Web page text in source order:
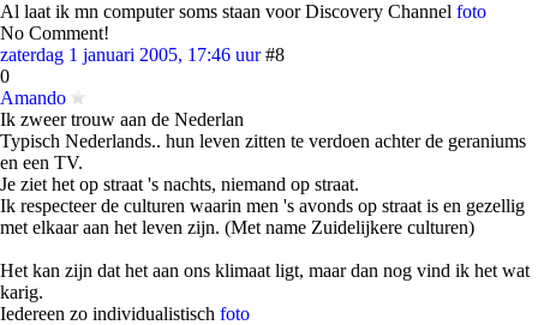
Al laat ik mn computer soms staan voor Discovery Channel foto
No Comment!
zaterdag 1 januari 2005, 17:46 uur #8
0
Amando
Ik zweer trouw aan de Nederlan
Typisch Nederlands.. hun leven zitten te verdoen achter de geraniums
en een TV.
Je ziet het op straat 's nachts, niemand op straat.
Ik respecteer de culturen waarin men 's avonds op straat is en gezellig
met elkaar aan het leven zijn. (Met name Zuidelijkere culturen)
Het kan zijn dat het aan ons klimaat ligt, maar dan nog vind ik het wat
karig.
Iedereen zo individualistisch foto